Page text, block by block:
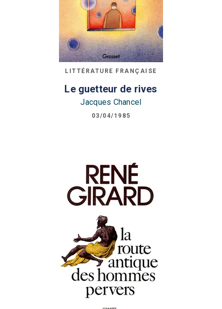
LITTÉRATURE FRANÇAISE
Le guetteur de rives
Jacques Chancel
03/04/1985